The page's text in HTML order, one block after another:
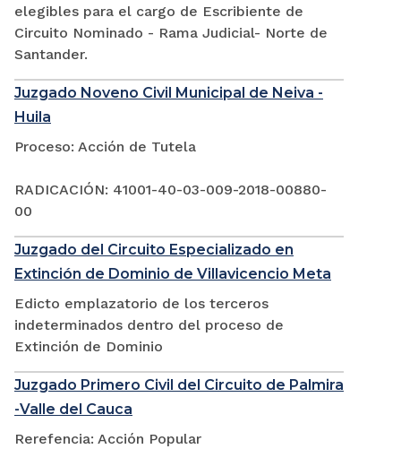
elegibles para el cargo de Escribiente de
Circuito Nominado - Rama Judicial- Norte de
Santander.
Juzgado Noveno Civil Municipal de Neiva -
Huila
Proceso: Acción de Tutela
RADICACIÓN: 41001-40-03-009-2018-00880-
00
Juzgado del Circuito Especializado en
Extinción de Dominio de Villavicencio Meta
Edicto emplazatorio de los terceros
indeterminados dentro del proceso de
Extinción de Dominio
Juzgado Primero Civil del Circuito de Palmira
-Valle del Cauca
Rerefencia: Acción Popular